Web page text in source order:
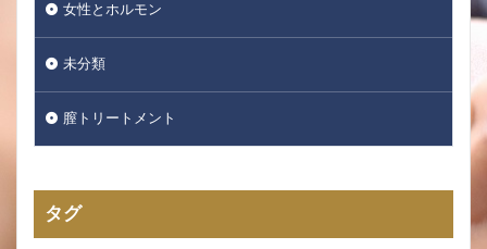
女性とホルモン
未分類
膣トリートメント
タグ